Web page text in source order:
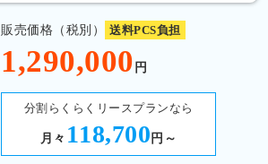
販売価格（税別） 送料PCS負担
1,290,000 円
分割らくらくリースプランなら
月々 118,700 円～